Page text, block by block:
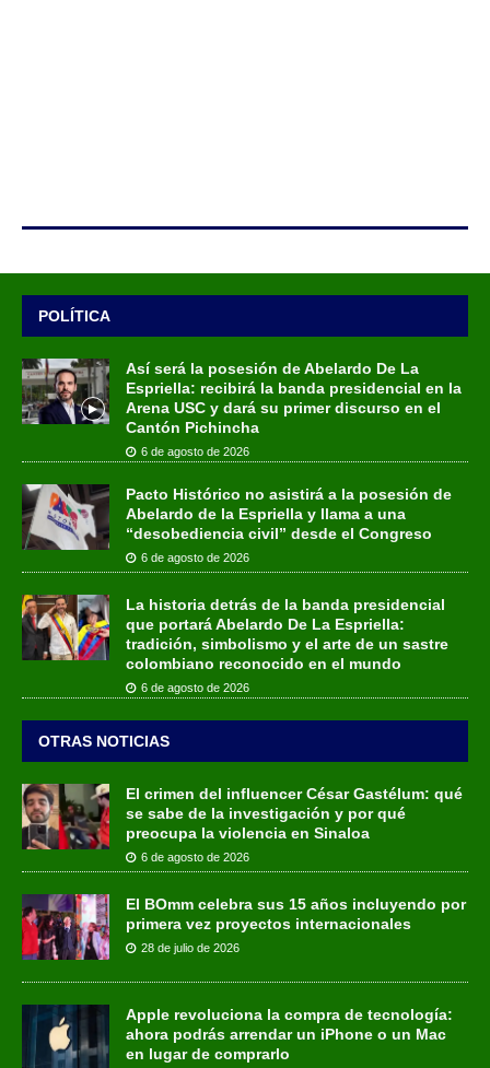
POLÍTICA
Así será la posesión de Abelardo De La
Espriella: recibirá la banda presidencial en la
Arena USC y dará su primer discurso en el
Cantón Pichincha
6 de agosto de 2026
Pacto Histórico no asistirá a la posesión de
Abelardo de la Espriella y llama a una
“desobediencia civil” desde el Congreso
6 de agosto de 2026
La historia detrás de la banda presidencial
que portará Abelardo De La Espriella:
tradición, simbolismo y el arte de un sastre
colombiano reconocido en el mundo
6 de agosto de 2026
OTRAS NOTICIAS
El crimen del influencer César Gastélum: qué
se sabe de la investigación y por qué
preocupa la violencia en Sinaloa
6 de agosto de 2026
El BOmm celebra sus 15 años incluyendo por
primera vez proyectos internacionales
28 de julio de 2026
Apple revoluciona la compra de tecnología:
ahora podrás arrendar un iPhone o un Mac
en lugar de comprarlo